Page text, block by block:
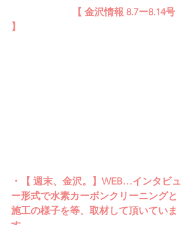
【 金沢情報 8.7ー8.14号
】
・【 週末、金沢。】WEB…インタビュ
ー形式で水素カーボンクリーニングと
施工の様子を等、取材して頂いていま